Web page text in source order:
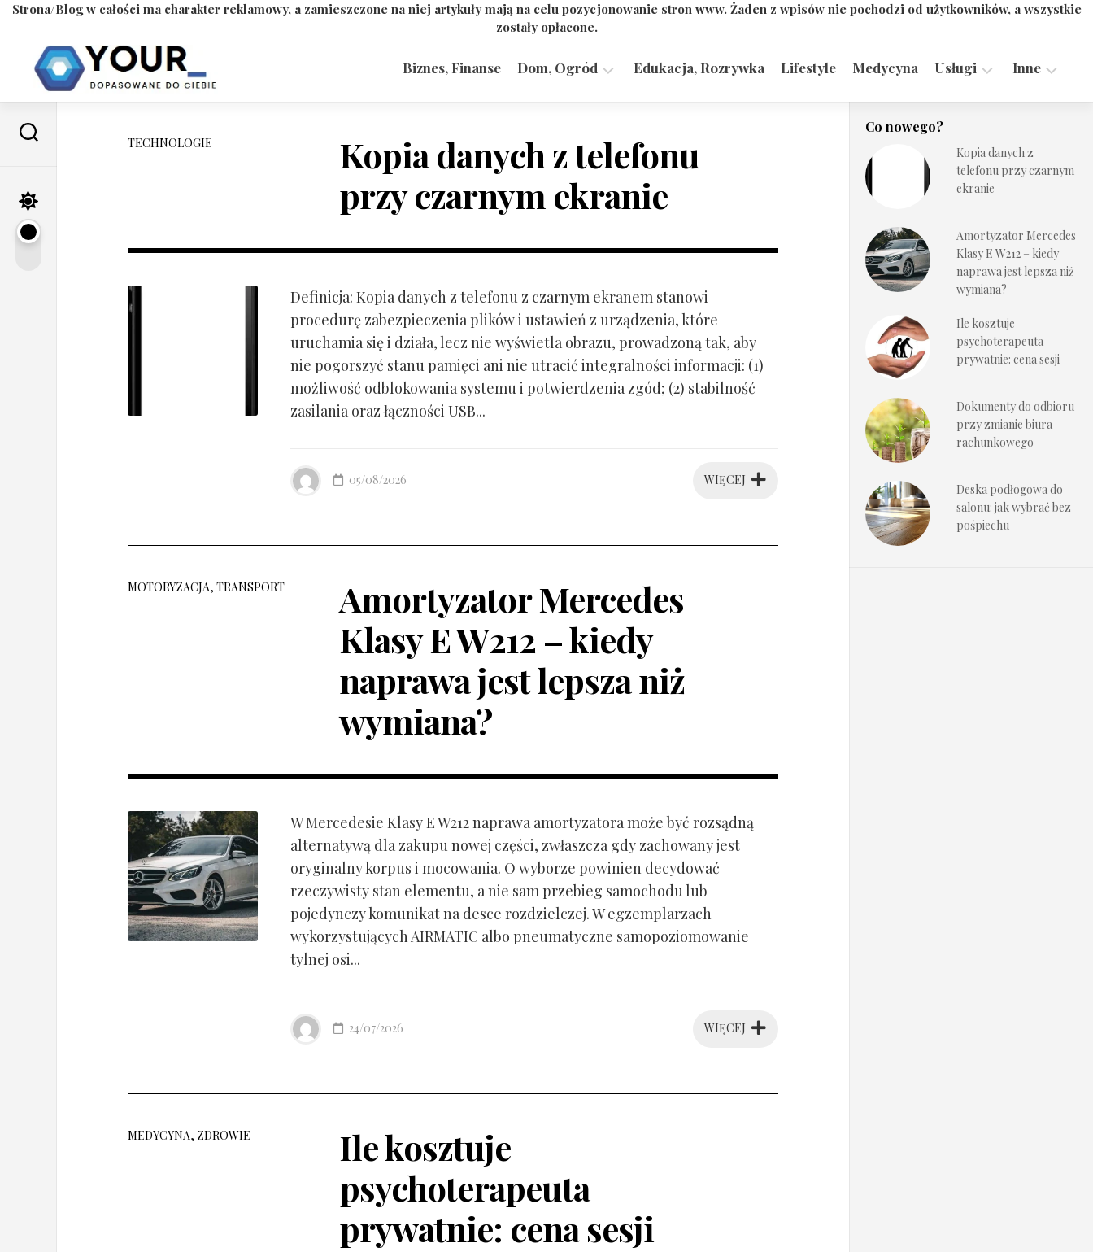
Strona/Blog w całości ma charakter reklamowy, a zamieszczone na niej artykuły mają na celu pozycjonowanie stron www. Żaden z wpisów nie pochodzi od użytkowników, a wszystkie
zostały opłacone.
content
Biznes, Finanse Dom, Ogród Edukacja, Rozrywka Lifestyle Medycyna Usługi
Technologie
Inne
TECHNOLOGIE
Kopia danych z telefonu
przy czarnym ekranie
Definicja: Kopia danych z telefonu z czarnym ekranem stanowi
procedurę zabezpieczenia plików i ustawień z urządzenia, które
uruchamia się i działa, lecz nie wyświetla obrazu, prowadzoną tak, aby
nie pogorszyć stanu pamięci ani nie utracić integralności informacji: (1)
możliwość odblokowania systemu i potwierdzenia zgód; (2) stabilność
zasilania oraz łączności USB...
WIĘCEJ
05/08/2026
MOTORYZACJA, TRANSPORT
Amortyzator Mercedes
Klasy E W212 – kiedy
naprawa jest lepsza niż
wymiana?
W Mercedesie Klasy E W212 naprawa amortyzatora może być rozsądną
alternatywą dla zakupu nowej części, zwłaszcza gdy zachowany jest
oryginalny korpus i mocowania. O wyborze powinien decydować
rzeczywisty stan elementu, a nie sam przebieg samochodu lub
pojedynczy komunikat na desce rozdzielczej. W egzemplarzach
wykorzystujących AIRMATIC albo pneumatyczne samopoziomowanie
tylnej osi...
WIĘCEJ
24/07/2026
MEDYCYNA, ZDROWIE
Ile kosztuje
psychoterapeuta
prywatnie: cena sesji
Co nowego?
Kopia danych z
telefonu przy czarnym
ekranie
Amortyzator Mercedes
Klasy E W212 – kiedy
naprawa jest lepsza niż
wymiana?
Ile kosztuje
psychoterapeuta
prywatnie: cena sesji
Dokumenty do odbioru
przy zmianie biura
rachunkowego
Deska podłogowa do
salonu: jak wybrać bez
pośpiechu